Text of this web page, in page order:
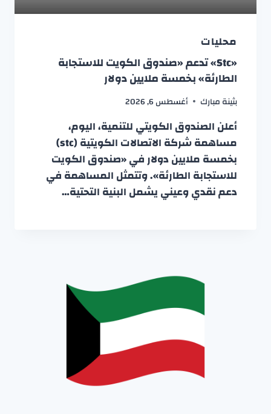
محليات
«stc» تدعم «صندوق الكويت للاستجابة
الطارئة» بخمسة ملايين دولار
بثينة مبارك أغسطس 6, 2026
أعلن الصندوق الكويتي للتنمية، اليوم،
مساهمة شركة الاتصالات الكويتية (stc)
بخمسة ملايين دولار في «صندوق الكويت
للاستجابة الطارئة». وتتمثل المساهمة في
دعم نقدي وعيني يشمل البنية التحتية…